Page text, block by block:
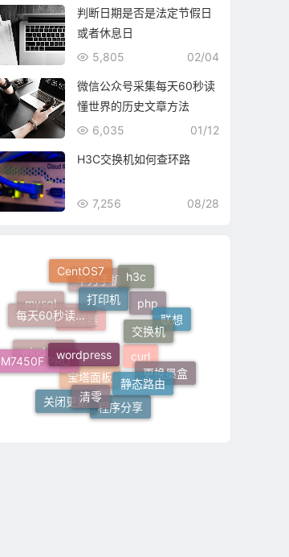
判断日期是否是法定节假日
或者休息日
02/04
5,805
微信公众号采集每天60秒读
懂世界的历史文章方法
01/12
6,035
H3C交换机如何查环路
08/28
7,256
编辑器
华为手机
php
curl
宝塔面板
windows
mysql
CentOS7 h3c
联想
更换墨盒
程序分享
关闭更新
M7450F PRO
每天60秒读懂世界
打印机
交换机
静态路由
清零
wordpress